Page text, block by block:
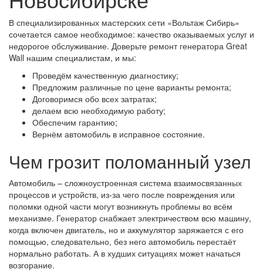
В специализированных мастерских сети «Вольтаж Сибирь»
сочетается самое необходимое: качество оказываемых услуг и
недорогое обслуживание. Доверьте ремонт генератора Great
Wall нашим специалистам, и мы:
Проведём качественную диагностику;
Предложим различные по цене варианты ремонта;
Договоримся обо всех затратах;
делаем всю необходимую работу;
Обеспечим гарантию;
Вернём автомобиль в исправное состояние.
Чем грозит поломанный узел
Автомобиль – сложноустроенная система взаимосвязанных
процессов и устройств, из-за чего после повреждения или
поломки одной части могут возникнуть проблемы во всём
механизме. Генератор снабжает электричеством всю машину,
когда включен двигатель, но и аккумулятор заряжается с его
помощью, следовательно, без него автомобиль перестаёт
нормально работать. А в худших ситуациях может начаться
возгорание.